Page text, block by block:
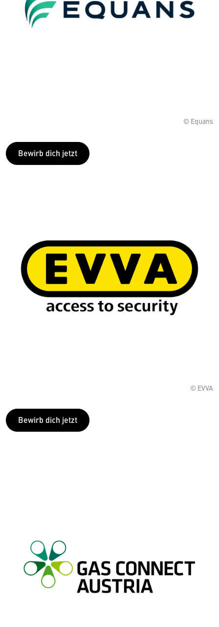
© Equans
Bewirb dich jetzt
© EVVA
Bewirb dich jetzt